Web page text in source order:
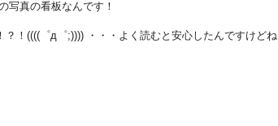
写真の看板なんです！
？！((((゜д゜;)))) ・・・よく読むと安心したんですけどね